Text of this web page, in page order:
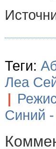
Теги:
Леа
|
Синий